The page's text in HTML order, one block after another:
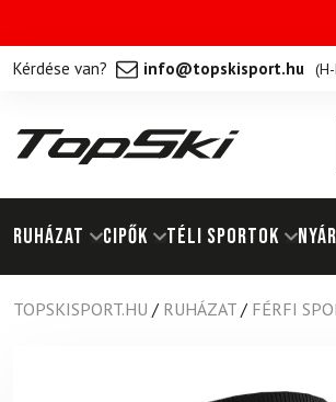
Kérdése van? info@topskisport.hu (
RUHÁZAT Cipők TÉLI SPORTOK
TOPSKISPORT.HU / RUHÁZAT / FÉRFI